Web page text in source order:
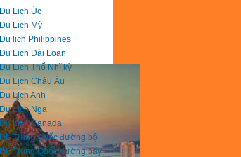
Du Lịch Úc
Du Lịch Mỹ
Du lịch Philippines
Du Lịch Đài Loan
Du Lịch Thổ Nhĩ kỳ
Du Lịch Châu Âu
Du Lịch Anh
Du Lịch Nga
Du Lịch Canada
DL Trung Quốc đường bộ
DL Trung Quốc đường bay